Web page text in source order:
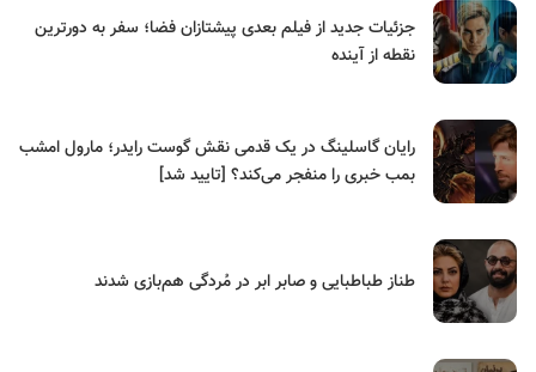
جزئیات جدید از فیلم بعدی پیشتازان فضا؛ سفر به دورترین
نقطه از آینده
رایان گاسلینگ در یک قدمی نقش گوست رایدر؛ مارول امشب
بمب خبری را منفجر می‌کند؟ [تایید شد]
طناز طباطبایی و صابر ابر در مُردگی هم‌بازی شدند